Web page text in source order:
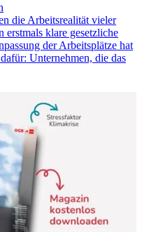
die Arbeitsrealität vieler
erstmals klare gesetzliche
der Arbeitsplätze hat
Unternehmen, die das